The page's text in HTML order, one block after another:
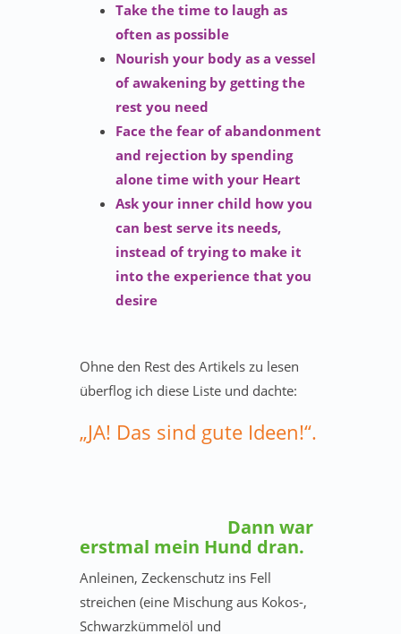
Take the time to laugh as
often as possible
Nourish your body as a vessel
of awakening by getting the
rest you need
Face the fear of abandonment
and rejection by spending
alone time with your Heart
Ask your inner child how you
can best serve its needs,
instead of trying to make it
into the experience that you
desire
Ohne den Rest des Artikels zu lesen
überflog ich diese Liste und dachte:
„JA! Das sind gute Ideen!“.
Dann war
erstmal mein Hund dran.
Anleinen, Zeckenschutz ins Fell
streichen (eine Mischung aus Kokos-,
Schwarzkümmelöl und